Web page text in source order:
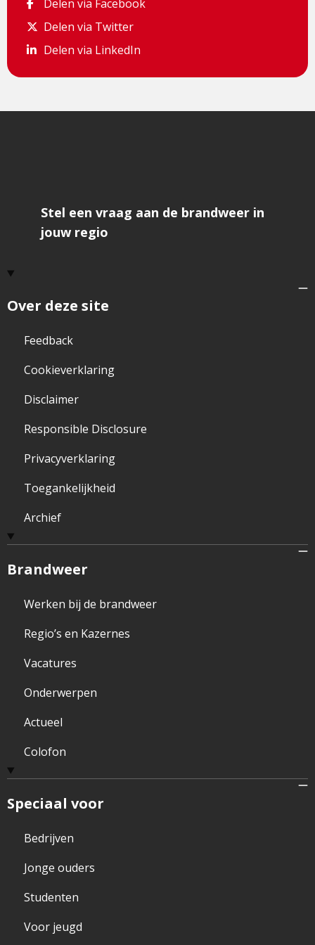
Delen via Facebook
Delen via Twitter
Delen via Twitter
Delen via LinkedIn
Delen via LinkedIn
Over deze site
Feedback
Cookieverklaring
Disclaimer
Responsible Disclosure
Privacyverklaring
Toegankelijkheid
Archief
Brandweer
Werken bij de brandweer
Regio’s en Kazernes
Vacatures
Onderwerpen
Actueel
Colofon
Speciaal voor
Bedrijven
Jonge ouders
Studenten
Voor jeugd
Stel een vraag aan de brandweer in
jouw regio